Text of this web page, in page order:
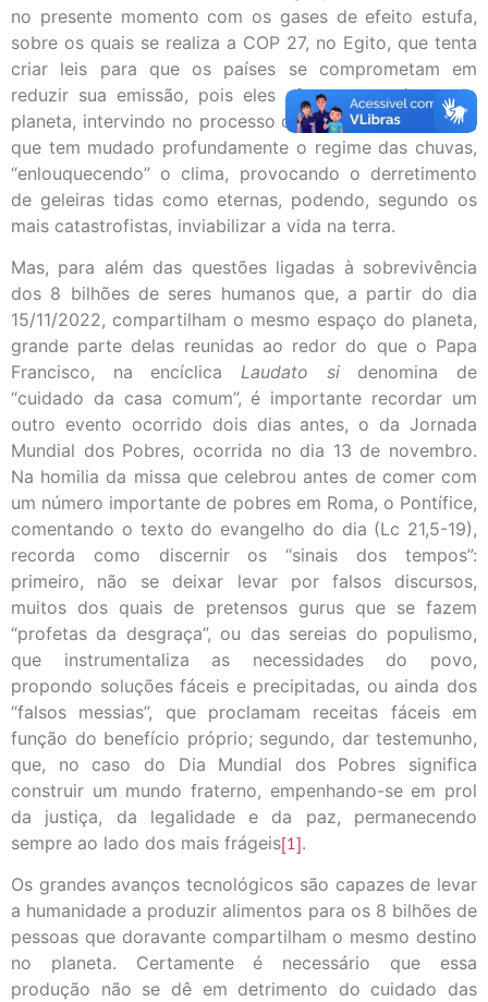
no presente momento com os gases de efeito estufa,
sobre os quais se realiza a COP 27, no Egito, que tenta
criar leis para que os países se comprometam em
reduzir sua emissão, pois eles afetam o conjunto do
planeta, intervindo no processo de aquecimento global,
que tem mudado profundamente o regime das chuvas,
“enlouquecendo” o clima, provocando o derretimento
de geleiras tidas como eternas, podendo, segundo os
mais catastrofistas, inviabilizar a vida na terra.
Mas, para além das questões ligadas à sobrevivência
dos 8 bilhões de seres humanos que, a partir do dia
15/11/2022, compartilham o mesmo espaço do planeta,
grande parte delas reunidas ao redor do que o Papa
Francisco, na encíclica Laudato sidenomina de
“cuidado da casa comum”, é importante recordar um
outro evento ocorrido dois dias antes, o da Jornada
Mundial dos Pobres, ocorrida no dia 13 de novembro.
Na homilia da missa que celebrou antes de comer com
um número importante de pobres em Roma, o Pontífice,
comentando o texto do evangelho do dia (Lc 21,5-19),
recorda como discernir os “sinais dos tempos”:
primeiro, não se deixar levar por falsos discursos,
muitos dos quais de pretensos gurus que se fazem
“profetas da desgraça”, ou das sereias do populismo,
que instrumentaliza as necessidades do povo,
propondo soluções fáceis e precipitadas, ou ainda dos
“falsos messias”, que proclamam receitas fáceis em
função do benefício próprio; segundo, dar testemunho,
que, no caso do Dia Mundial dos Pobres significa
construir um mundo fraterno, empenhando-se em prol
da justiça, da legalidade e da paz, permanecendo
sempre ao lado dos mais frágeis[1].
Os grandes avanços tecnológicos são capazes de levar
a humanidade a produzir alimentos para os 8 bilhões de
pessoas que doravante compartilham o mesmo destino
no planeta. Certamente é necessário que essa
produção não se dê em detrimento do cuidado das